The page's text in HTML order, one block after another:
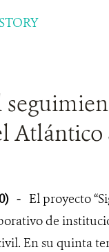
Atlántico
- El proyecto
de
En su quinta